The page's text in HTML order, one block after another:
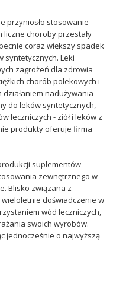
przyniosło stosowanie
liczne choroby przestały
coraz większy spadek
syntetycznych. Leki
zagrożeń dla zdrowia
chorób polekowych i
działaniem nadużywania
do leków syntetycznych,
leczniczych - ziół i leków z
produkty oferuje firma
suplementów
zewnętrznego w
Blisko związana z
wieloletnie doświadczenie w
wód leczniczych,
swoich wyrobów.
jednocześnie o najwyższą